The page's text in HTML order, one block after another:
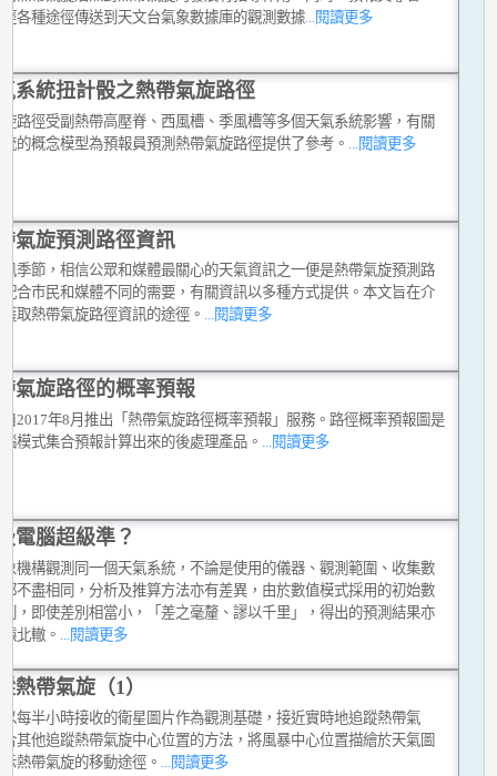
各種途徑傳送到天文台氣象數據庫的觀測數據 ...閱讀更多
系統扭計骰之熱帶氣旋路徑
路徑受副熱帶高壓脊、西風槽、季風槽等多個天氣系統影響，有關
的概念模型為預報員預測熱帶氣旋路徑提供了參考。 ...閱讀更多
氣旋預測路徑資訊
季節，相信公眾和媒體最關心的天氣資訊之一便是熱帶氣旋預測路
合市民和媒體不同的需要，有關資訊以多種方式提供。本文旨在介
取熱帶氣旋路徑資訊的途徑。 ...閱讀更多
氣旋路徑的概率預報
2017年8月推出「熱帶氣旋路徑概率預報」服務。路徑概率預報圖是
模式集合預報計算出來的後處理產品。
...閱讀更多
電腦超級準？
機構觀測同一個天氣系統，不論是使用的儀器、觀測範圍、收集數
不盡相同，分析及推算方法亦有差異，由於數值模式採用的初始數
，即使差別相當小，「差之毫釐、謬以千里」，得出的預測結果亦
北轍。 ...閱讀更多
熱帶氣旋（1）
每半小時接收的衛星圖片作為觀測基礎，接近實時地追蹤熱帶氣
其他追蹤熱帶氣旋中心位置的方法，將風暴中心位置描繪於天氣圖
熱帶氣旋的移動途徑。
...閱讀更多